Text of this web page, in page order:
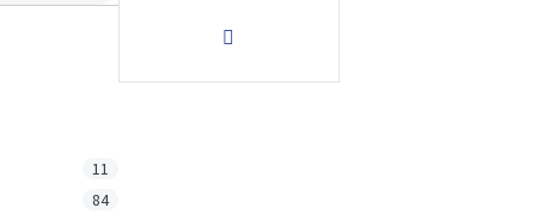
11
84
